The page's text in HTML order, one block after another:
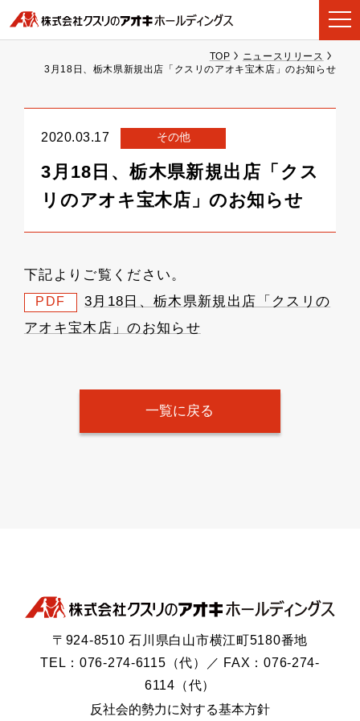
TOP
ニュースリリース
3月18日、栃木県新規出店「クスリのアオキ宝木店」のお知らせ
2020.03.17 その他
3月18日、栃木県新規出店「クス
リのアオキ宝木店」のお知らせ
下記よりご覧ください。
PDF
3月18日、栃木県新規出店「クスリの
アオキ宝木店」のお知らせ
一覧に戻る
〒924-8510 石川県白山市横江町5180番地
TEL：076-274-6115（代）／ FAX：076-274-
6114（代）
反社会的勢力に対する基本方針